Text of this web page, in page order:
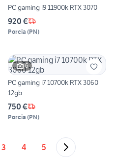
PC gaming i9 11900k RTX 3070
920 €
Porcia (PN)
6
PC gaming i7 10700k RTX 3060
12gb
750 €
Porcia (PN)
3 4 5